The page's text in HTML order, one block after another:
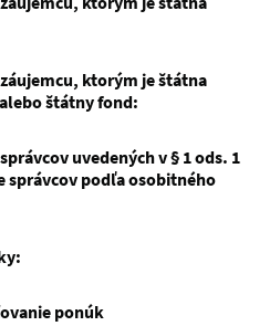
ktorým je štátna
štátny fond:
uvedených v § 1 ods. 1
správcov podľa osobitného
ponúk